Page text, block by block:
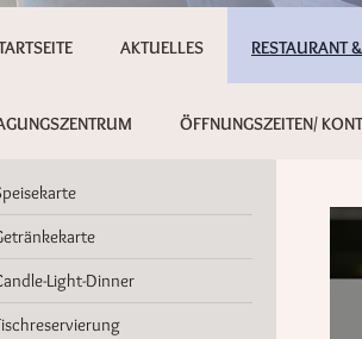
AKTUELLES RESTAURANT
ÖFFNUNGSZEITEN/
Light-Dinner